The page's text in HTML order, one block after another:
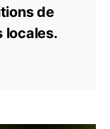
de
locales.